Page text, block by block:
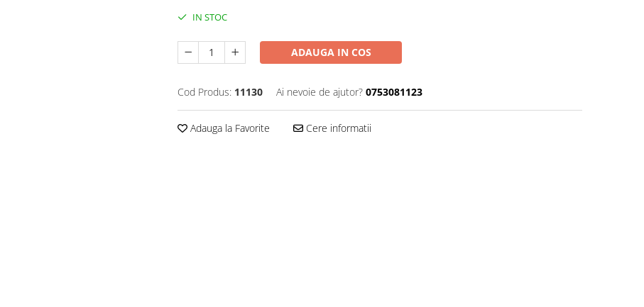
IN STOC
ADAUGA IN COS
Cod Produs: 11130 Ai nevoie de ajutor? 0753081123
Adauga la Favorite Cere informatii